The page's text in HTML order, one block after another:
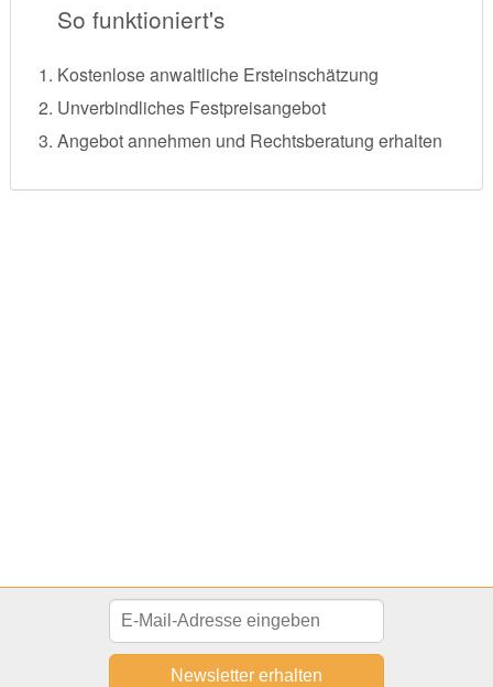
So funktioniert's
Kostenlose anwaltliche Ersteinschätzung
Unverbindliches Festpreisangebot
Angebot annehmen und Rechtsberatung erhalten